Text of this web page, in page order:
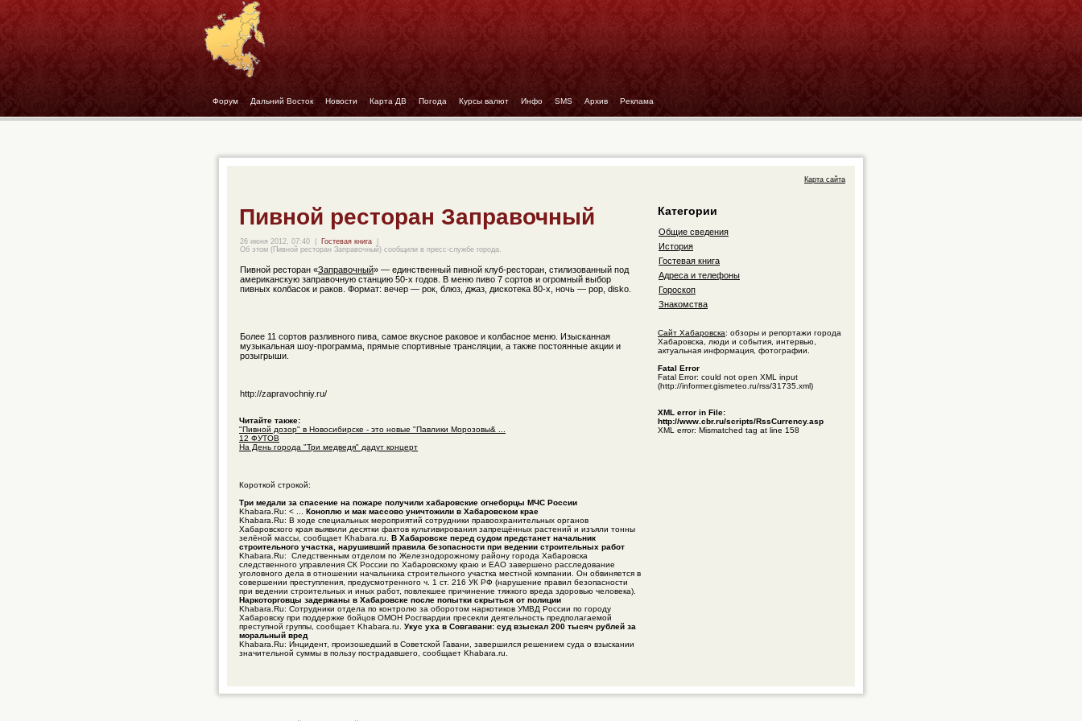
Форум - - Дальний Восток- - Новости - - Карта ДВ - - Погода - - Курсы валют - - Инфо - - SMS - - Архив - - Реклама
Карта сайта
Пивной ресторан Заправочный
26 июня 2012, 07:40 Гостевая книга
Об этом (Пивной ресторан Заправочный) сообщили в пресс-службе города.
Пивной ресторан «Заправочный» — единственный пивной клуб-ресторан, стилизованный под
американскую заправочную станцию 50-х годов. В меню пиво 7 сортов и огромный выбор
пивных колбасок и раков. Формат: вечер — рок, блюз, джаз, дискотека 80-х, ночь — pop, disko.
Более 11 сортов разливного пива, самое вкусное раковое и колбасное меню. Изысканная
музыкальная шоу-программа, прямые спортивные трансляции, а также постоянные акции и
розыгрыши.
http://zapravochniy.ru/
Читайте также:
"Пивной дозор" в Новосибирске - это новые "Павлики Морозовы& ...
12 ФУТОВ
На День города "Три медведя" дадут концерт
Короткой строкой:
Три медали за спасение на пожаре получили хабаровские огнеборцы МЧС России
Khabara.Ru: < ... Коноплю и мак массово уничтожили в Хабаровском крае
Khabara.Ru: В ходе специальных мероприятий сотрудники правоохранительных органов
Хабаровского края выявили десятки фактов культивирования запрещённых растений и изъяли тонны
зелёной массы, сообщает Khabara.ru. В Хабаровске перед судом предстанет начальник
строительного участка, нарушивший правила безопасности при ведении строительных работ
Khabara.Ru: Следственным отделом по Железнодорожному району города Хабаровска
следственного управления СК России по Хабаровскому краю и ЕАО завершено расследование
уголовного дела в отношении начальника строительного участка местной компании. Он обвиняется в
совершении преступления, предусмотренного ч. 1 ст. 216 УК РФ (нарушение правил безопасности
при ведении строительных и иных работ, повлекшее причинение тяжкого вреда здоровью человека).
Наркоторговцы задержаны в Хабаровске после попытки скрыться от полиции
Khabara.Ru: Сотрудники отдела по контролю за оборотом наркотиков УМВД России по городу
Хабаровску при поддержке бойцов ОМОН Росгвардии пресекли деятельность предполагаемой
преступной группы, сообщает Khabara.ru. Укус уха в Совгавани: суд взыскал 200 тысяч рублей за
моральный вред
Khabara.Ru: Инцидент, произошедший в Советской Гавани, завершился решением суда о взыскании
значительной суммы в пользу пострадавшего, сообщает Khabara.ru.
Категории
Общие сведения
История
Гостевая книга
Адреса и телефоны
Гороскоп
Знакомства
Сайт Хабаровска: обзоры и репортажи города
Хабаровска, люди и события, интервью,
актуальная информация, фотографии.
Fatal Error
Fatal Error: could not open XML input
(http://informer.gismeteo.ru/rss/31735.xml)
XML error in File:
http://www.cbr.ru/scripts/RssCurrency.asp
XML error: Mismatched tag at line 158